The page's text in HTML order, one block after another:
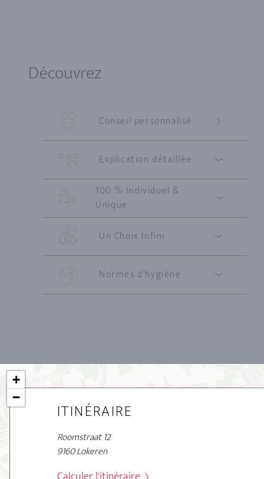
Découvrez
Conseil personnalisé
Explication détaillée
100 % Individuel &
Unique
Un Choix Infini
Normes d'hygiène
ITINÉRAIRE
Roomstraat 12
9160 Lokeren
+
−